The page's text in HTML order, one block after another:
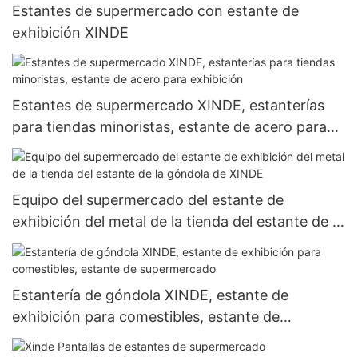
Estantes de supermercado con estante de
exhibición XINDE
Estantes de supermercado XINDE, estanterías
para tiendas minoristas, estante de acero para
exhibición
Equipo del supermercado del estante de
exhibición del metal de la tienda del estante de la
góndola de XINDE
Estantería de góndola XINDE, estante de
exhibición para comestibles, estante de
supermercado